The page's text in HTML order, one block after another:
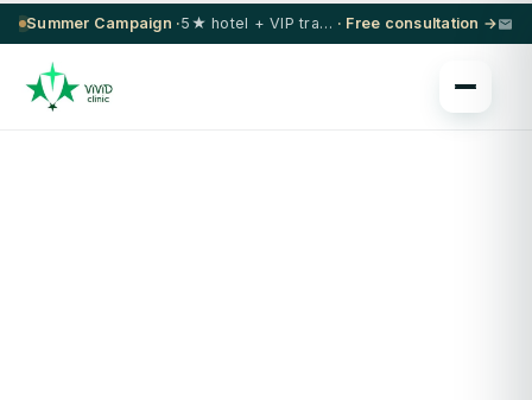
Summer Campaign · 5★ hotel + VIP transfer on select procedures · Free consultation →